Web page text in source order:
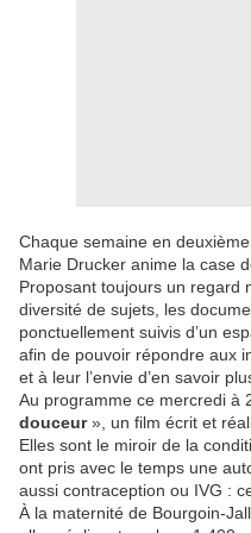
Chaque semaine en
Marie Drucker anime la case
Proposant toujours un regard
diversité de sujets, les
ponctuellement suivis d’un
afin de pouvoir répondre aux
et à leur l’envie d’en savoir
Au programme ce mercredi à
douceur», un film écrit et
Elles sont le miroir de la
ont pris avec le temps une
aussi contraception ou IVG :
À la maternité de Bourgoin-